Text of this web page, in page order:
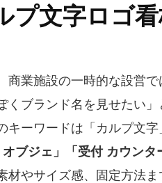
プ文字ロゴ
商業施設の一時的な設営
くブランド名を見せたい
キーワードは「カルプ文字
ブジェ」「受付 カウンタ
材やサイズ感、固定方法